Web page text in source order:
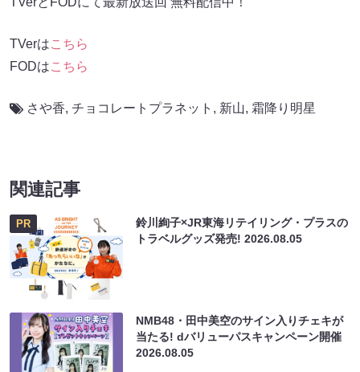
TVerはこちら
FODはこちら
さや香, チョコレートプラネット , 新山, 霜降り明星
関連記事
PR
鈴川絢子×JR東海リテイリング・プラスの
トラベルグッズ発売!2026.08.05
NMB48・田中美空のサイン入りチェキが
当たる! dバリューパスキャンペーン開催
2026.08.05